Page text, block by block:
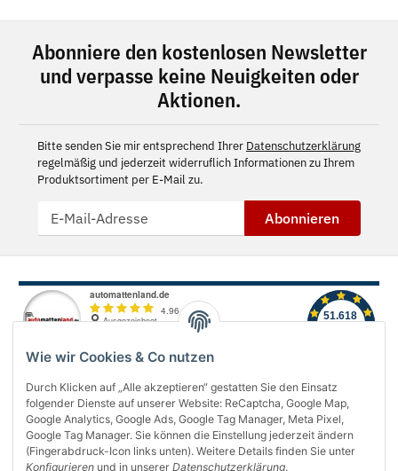
Wie wir Cookies & Co nutzen
Durch Klicken auf „Alle akzeptieren“ gestatten Sie den Einsatz
folgender Dienste auf unserer Website: ReCaptcha, Google Map,
Google Analytics, Google Ads, Google Tag Manager, Meta Pixel,
Google Tag Manager. Sie können die Einstellung jederzeit ändern
(Fingerabdruck-Icon links unten). Weitere Details finden Sie unter
Konfigurieren und in unserer Datenschutzerklärung.
Abonniere den kostenlosen Newsletter
und verpasse keine Neuigkeiten oder
Aktionen.
Bitte senden Sie mir entsprechend Ihrer Datenschutzerklärung
regelmäßig und jederzeit widerruflich Informationen zu Ihrem
Produktsortiment per E-Mail zu.
Abonnieren
Über uns
Informationen